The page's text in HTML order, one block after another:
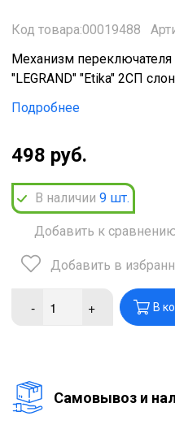
Код товара:00019488
Механизм
"LEGRAND" "Etika" 2СП
Подробнее
498 руб.
В наличии 9 шт.
Добавить к
Добавить в
- + В
Cамовывоз и